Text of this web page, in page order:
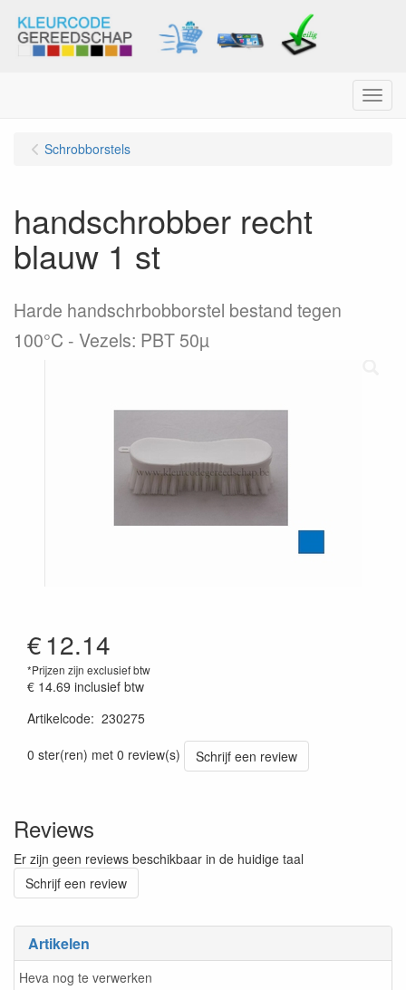
Menu
Artikelen
Heva nog te verwerken
Schrobborstels
handschrobber recht
blauw 1 st
Harde handschrbobborstel bestand tegen
100°C - Vezels: PBT 50µ
€12.14
*Prijzen zijn exclusief btw
€ 14.69 inclusief btw
Artikelcode: 230275
0 ster(ren) met 0 review(s)
Schrijf een review
Reviews
Er zijn geen reviews beschikbaar in de huidige taal
Schrijf een review